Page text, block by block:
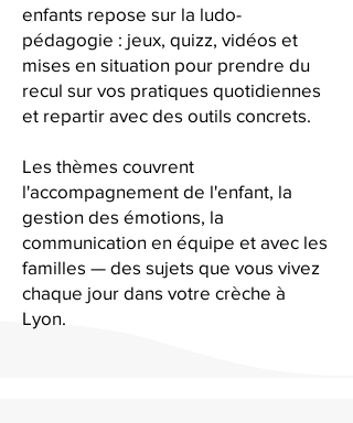
enfants repose sur la ludo-
pédagogie : jeux, quizz, vidéos et
mises en situation pour prendre du
recul sur vos pratiques quotidiennes
et repartir avec des outils concrets.
Les thèmes couvrent
l'accompagnement de l'enfant, la
gestion des émotions, la
communication en équipe et avec les
familles — des sujets que vous vivez
chaque jour dans votre crèche à
Lyon.